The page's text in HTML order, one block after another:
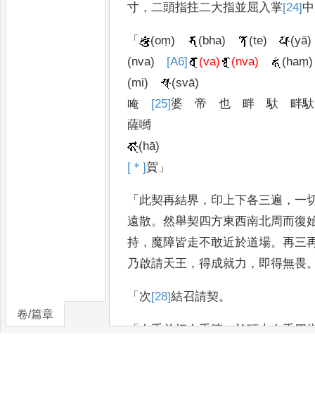
卷/篇章
寸 ，二頭指拄二大指並屈入掌[24] 中
「 (oṃ) (bha) (te)
(yā)
(nva)
[A6] (va) (nva)
(haṃ)
(mi)
(svā)
唵
[25]婆 帝 也 畔 馱
畔馱
薩嚩
(hā)
[＊] 賀 」
「 此契再結界 ， 印上下各三遍 ，一
遠散。然舉契四方東西南北周而復
持 ， 魔障皆走不敢近於道場。再三
乃啟請天王 ，得成就力 ， 即得無畏
「 次[28]結召請契。
「右手前把左手腕，於頂上左手四